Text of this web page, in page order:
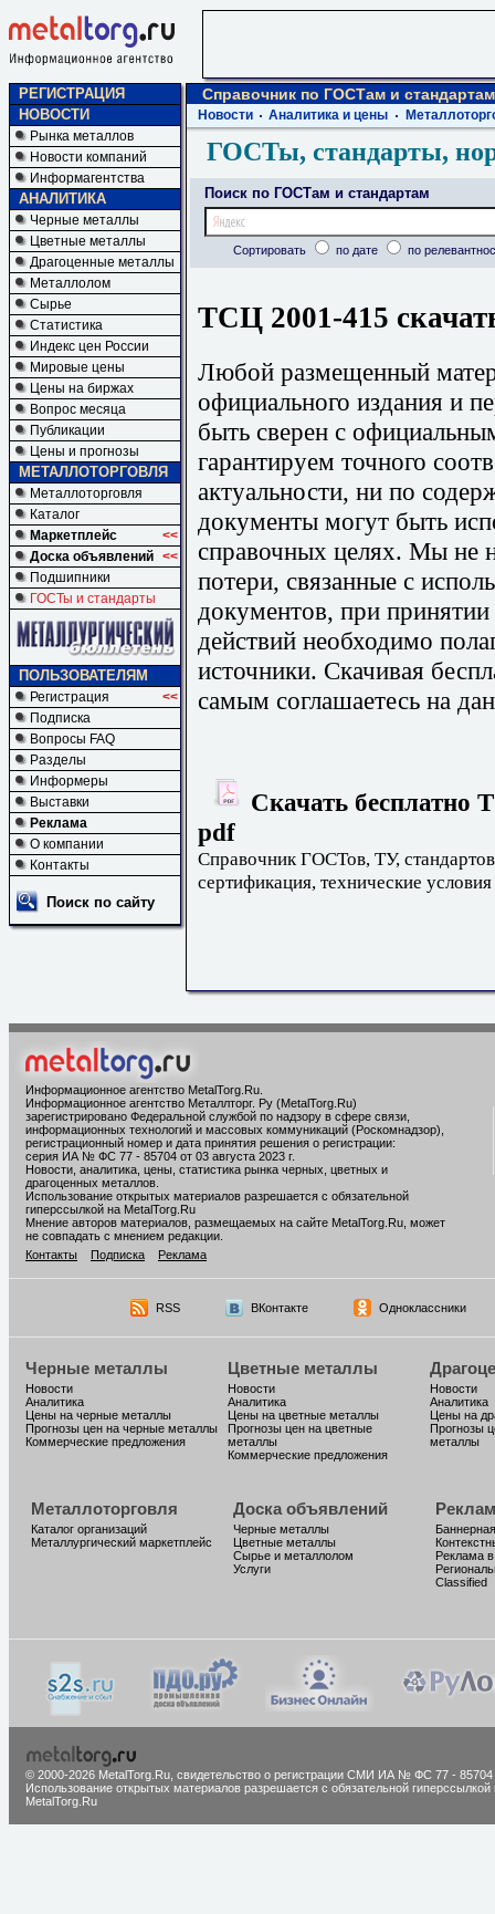
РЕГИСТРАЦИЯ
НОВОСТИ
Рынка металлов
Новости компаний
Информагентства
АНАЛИТИКА
Черные металлы
Цветные металлы
Драгоценные металлы
Металлолом
Сырье
Статистика
Индекс цен России
Мировые цены
Цены на биржах
Вопрос месяца
Публикации
Цены и прогнозы
МЕТАЛЛОТОРГОВЛЯ
Металлоторговля
Каталог
Маркетплейс
<<
Доска объявлений <<
Подшипники
ГОСТы и стандарты
ПОЛЬЗОВАТЕЛЯМ
Регистрация
<<
Подписка
Вопросы FAQ
Разделы
Информеры
Выставки
Реклама
О компании
Контакты
Поиск по сайту
Справочник по ГОСТам и стандартам
Новости Аналитика и цены
ГОСТы, стандарты,
Поиск по ГОСТам и стандартам
Сортировать по дате по
ТСЦ 2001-415
Любой размещенный
официального издания и
быть сверен с
гарантируем точного
актуальности, ни по
документы могут быть
справочных целях. Мы не
потери, связанные с
документов, при
действий необходимо
источники. Скачивая
самым соглашаетесь на
Скачать бесплатно
pdf
Справочник ГОСТов, ТУ,
сертификация, технические условия
Информационное агентство MetalTorg.Ru
Информационное агентство Металлторг. Ру (MetalTorg.Ru)
зарегистрировано Федеральной службой по надзору в сфере связи,
информационных технологий и массовых коммуникаций (Роскомнадзор),
регистрационный номер и дата принятия решения о регистрации:
серия ИА № ФС 77 - 85704 от 03 августа 2023 г.
Новости, аналитика, цены, статистика рынка черных, цветных и
драгоценных металлов.
Использование открытых материалов разрешается с обязательной
гиперссылкой на MetalTorg.Ru
Мнение авторов материалов, размещаемых на сайте MetalTorg.Ru, может
не совпадать с мнением редакции.
Контакты
Подписка Реклама
RSS ВКонтакте Одноклассники
Черные металлы
Новости
Аналитика
Цены на черные металлы
Прогнозы цен на черные металлы
Коммерческие предложения
Цветные металлы
Новости
Аналитика
Цены на цветные металлы
Прогнозы цен на цветные
металлы
Коммерческие предложения
Новости
Аналитика
Цены на
Прогнозы
металлы
Металлоторговля
Каталог организаций
Металлургический маркетплейс
Доска объявлений
Черные металлы
Цветные металлы
Сырье и металлолом
Услуги
Реклама
Classified
© 2000-2026 MetalTorg.Ru, cвидетельство о регистрации СМИ ИА № ФС 77 - 85704
Использование открытых материалов разрешается с обязательной гиперссылкой
MetalTorg.Ru